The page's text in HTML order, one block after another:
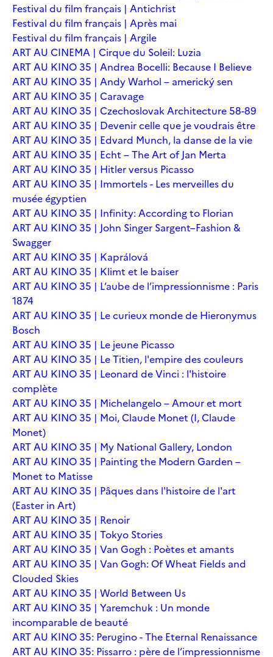
Festival du film français | Antichrist
Festival du film français | Après mai
Festival du film français | Argile
ART AU CINEMA | Cirque du Soleil: Luzia
ART AU KINO 35 | Andrea Bocelli: Because I Believe
ART AU KINO 35 | Andy Warhol – americký sen
ART AU KINO 35 | Caravage
ART AU KINO 35 | Czechoslovak Architecture 58-89
ART AU KINO 35 | Devenir celle que je voudrais être
ART AU KINO 35 | Edvard Munch, la danse de la vie
ART AU KINO 35 | Echt – The Art of Jan Merta
ART AU KINO 35 | Hitler versus Picasso
ART AU KINO 35 | Immortels - Les merveilles du
musée égyptien
ART AU KINO 35 | Infinity: According to Florian
ART AU KINO 35 | John Singer Sargent–Fashion &
Swagger
ART AU KINO 35 | Kaprálová
ART AU KINO 35 | Klimt et le baiser
ART AU KINO 35 | L’aube de l’impressionnisme : Paris
1874
ART AU KINO 35 | Le curieux monde de Hieronymus
Bosch
ART AU KINO 35 | Le jeune Picasso
ART AU KINO 35 | Le Titien, l'empire des couleurs
ART AU KINO 35 | Leonard de Vinci : l'histoire
complète
ART AU KINO 35 | Michelangelo – Amour et mort
ART AU KINO 35 | Moi, Claude Monet (I, Claude
Monet)
ART AU KINO 35 | My National Gallery, London
ART AU KINO 35 | Painting the Modern Garden –
Monet to Matisse
ART AU KINO 35 | Pâques dans l'histoire de l'art
(Easter in Art)
ART AU KINO 35 | Renoir
ART AU KINO 35 | Tokyo Stories
ART AU KINO 35 | Van Gogh : Poètes et amants
ART AU KINO 35 | Van Gogh: Of Wheat Fields and
Clouded Skies
ART AU KINO 35 | World Between Us
ART AU KINO 35 | Yaremchuk : Un monde
incomparable de beauté
ART AU KINO 35: Perugino - The Eternal Renaissance
ART AU KINO 35: Pissarro : père de l’impressionnisme